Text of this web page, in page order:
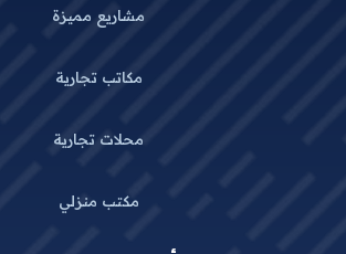
مشاريع مميزة
مكاتب تجارية
محلات تجارية
مكتب منزلي